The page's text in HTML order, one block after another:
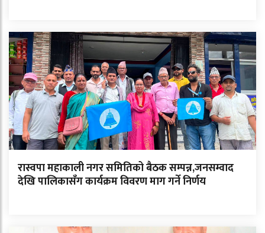
रास्वपा महाकाली नगर समितिको बैठक सम्पन्न,जनसम्वाद
देखि पालिकासँग कार्यक्रम विवरण माग गर्ने निर्णय